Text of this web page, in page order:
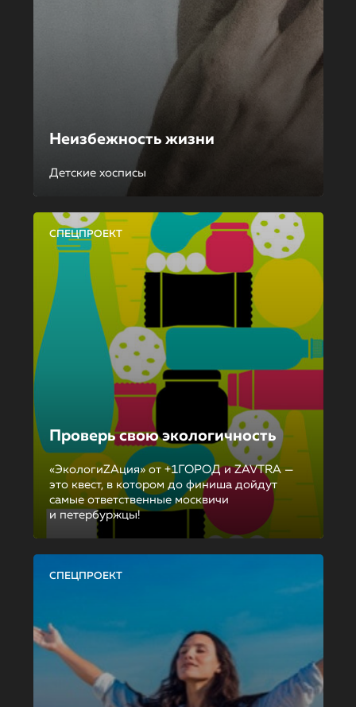
Неизбежность жизни
Детские хосписы
СПЕЦПРОЕКТ
Проверь свою экологичность
«ЭкологиZAция» от +1ГОРОД и ZAVTRA —
это квест, в котором до финиша дойдут
самые ответственные москвичи
и петербуржцы!
СПЕЦПРОЕКТ